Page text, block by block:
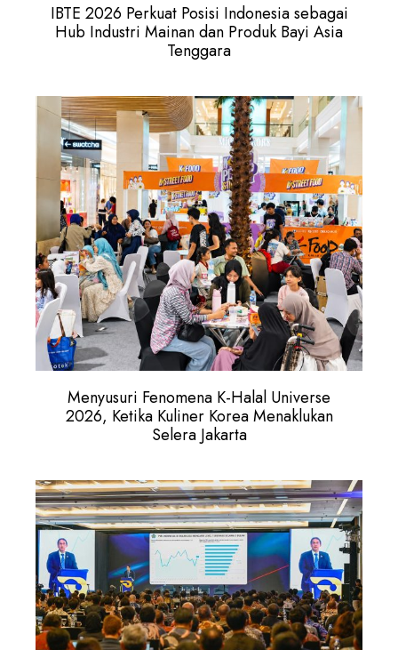
IBTE 2026 Perkuat Posisi Indonesia sebagai
Hub Industri Mainan dan Produk Bayi Asia
Tenggara
Menyusuri Fenomena K-Halal Universe
2026, Ketika Kuliner Korea Menaklukan
Selera Jakarta